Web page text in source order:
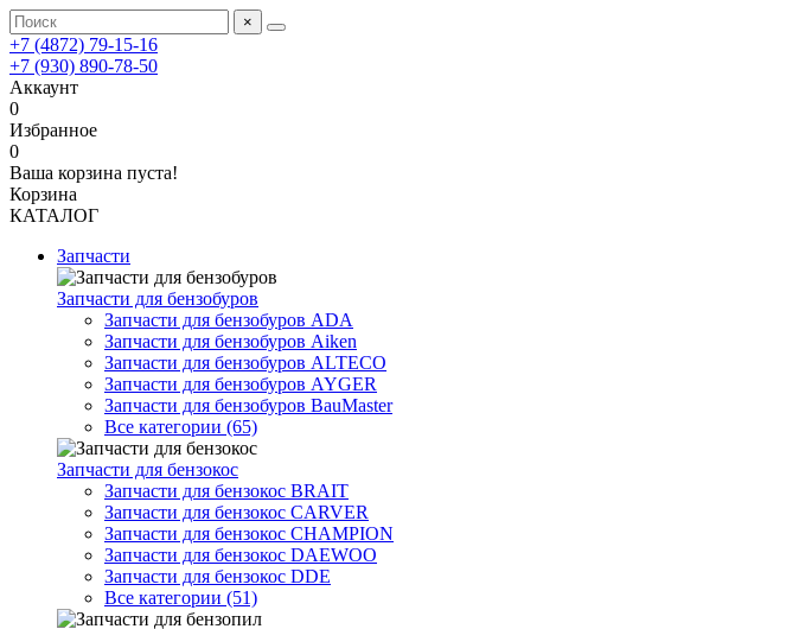
×
+7 (4872) 79-15-16
+7 (930) 890-78-50
Аккаунт
0
Избранное
0
Ваша корзина пуста!
Корзина
КАТАЛОГ
Запчасти
Запчасти для бензобуров
Запчасти для бензобуров ADA
Запчасти для бензобуров Aiken
Запчасти для бензобуров ALTECO
Запчасти для бензобуров AYGER
Запчасти для бензобуров BauMaster
Все категории (65)
Запчасти для бензокос
Запчасти для бензокос BRAIT
Запчасти для бензокос CARVER
Запчасти для бензокос CHAMPION
Запчасти для бензокос DAEWOO
Запчасти для бензокос DDE
Все категории (51)